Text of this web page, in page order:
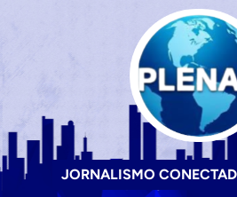
JORNALISMO